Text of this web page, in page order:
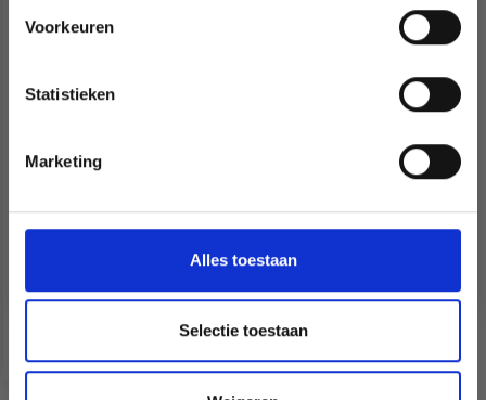
Voorkeuren
Statistieken
Marketing
Alles toestaan
Selectie toestaan
33-6 CATCH A WINK
PAR DROPS DESIGN
Wil je liever nieuws ontvangen over onze
Nederlands?